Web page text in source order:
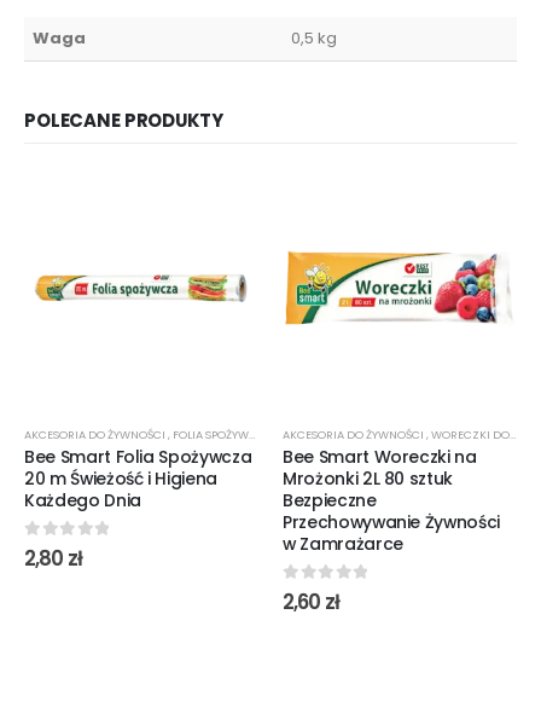
Waga 0,5 kg
POLECANE PRODUKTY
AKCESORIA DO ŻYWNOŚCI , FOLIA SPOŻYWCZA
Bee Smart Folia Spożywcza
20 m Świeżość i Higiena
Każdego Dnia
0out of 5
2,80 zł
AKCESORIA DO ŻYWNOŚCI ,WORECZKI DO MROŻENIA
Bee Smart Woreczki na
Mrożonki 2L 80 sztuk
Bezpieczne
Przechowywanie Żywności
w Zamrażarce
0out of 5
2,60 zł